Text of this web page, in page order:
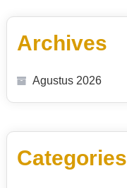
Archives
Agustus 2026
Categories